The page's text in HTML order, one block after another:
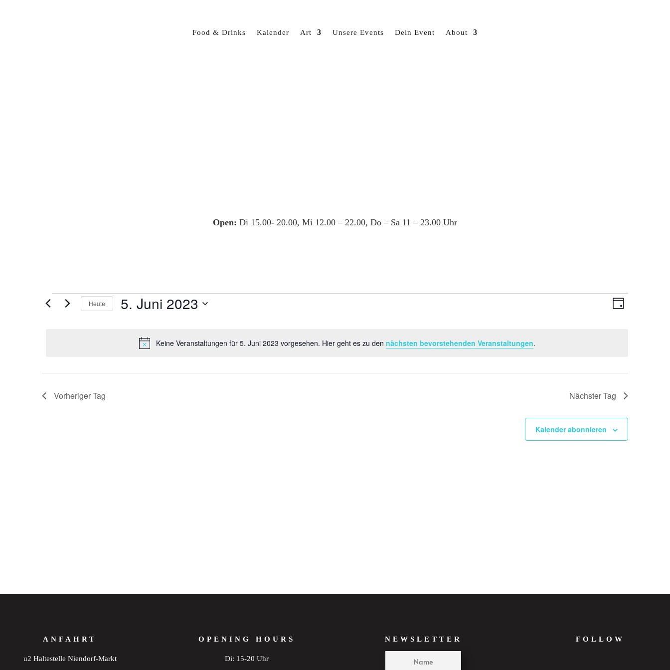
Food & Drinks Kalender Art Unsere Events Dein Event About
Open: Di 15.00- 20.00, Mi 12.00 – 22.00, Do – Sa 11 – 23.00 Uhr
Veranstaltungen
Hinweis
Keine Veranstaltungen für 5. Juni 2023 vorgesehen. Hier geht es zu den nächsten bevorstehenden Veranstaltungen.
Ansichten-
Navigation
Ansichten-
Tag
Heute 5. Juni 2023
Vorheriger Tag Nächster Tag
Kalender abonnieren
ANFAHRT
u2 Haltestelle Niendorf-Markt
OPENING HOURS
Di: 15-20 Uhr
NEWSLETTER FOLLOW